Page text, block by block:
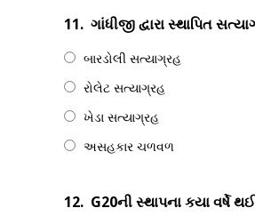
11. ગાંધીજી દ્વારા સ્થાપિત
બારડોલી સત્યાગ્રહ
રોલેટ સત્યાગ્રહ
ખેડા સત્યાગ્રહ
અસહકાર ચળવળ
12. G20ની સ્થાપના કયા વર્ષે